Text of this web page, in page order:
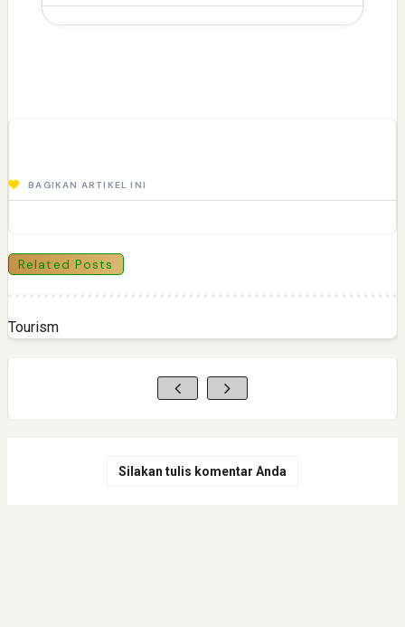
BAGIKAN ARTIKEL INI
Related Posts
Tourism
Silakan tulis komentar Anda